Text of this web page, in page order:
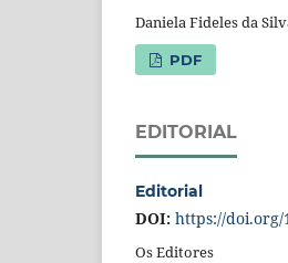
Daniela Fideles da
PDF
EDITORIAL
Editorial
DOI: https://doi.org/
Os Editores